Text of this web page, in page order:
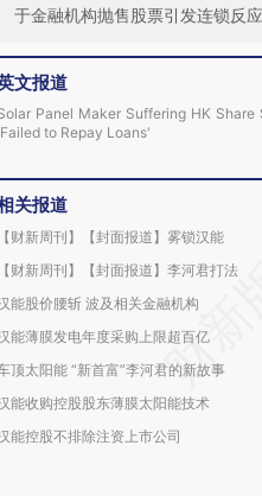
于金融机构抛售股票引发连锁反应
文报道
Panel Maker Suffering HK Share
to Repay Loans'
关报道
【财新周刊】【封面报道】雾锁汉能
【财新周刊】【封面报道】李河君打法
能股价腰斩 波及相关金融机构
能薄膜发电年度采购上限超百亿
顶太阳能 “新首富”李河君的新故事
能收购控股股东薄膜太阳能技术
能控股不排除注资上市公司